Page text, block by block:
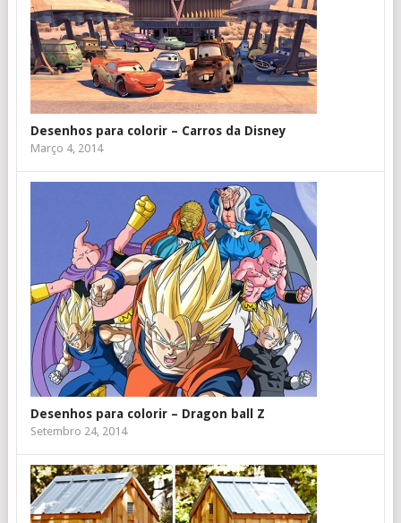
Desenhos para colorir – Carros da Disney
Março 4, 2014
Desenhos para colorir – Dragon ball Z
Setembro 24, 2014